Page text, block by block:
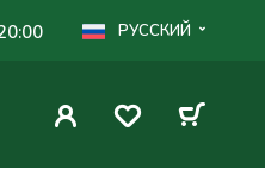
РУССКИЙ